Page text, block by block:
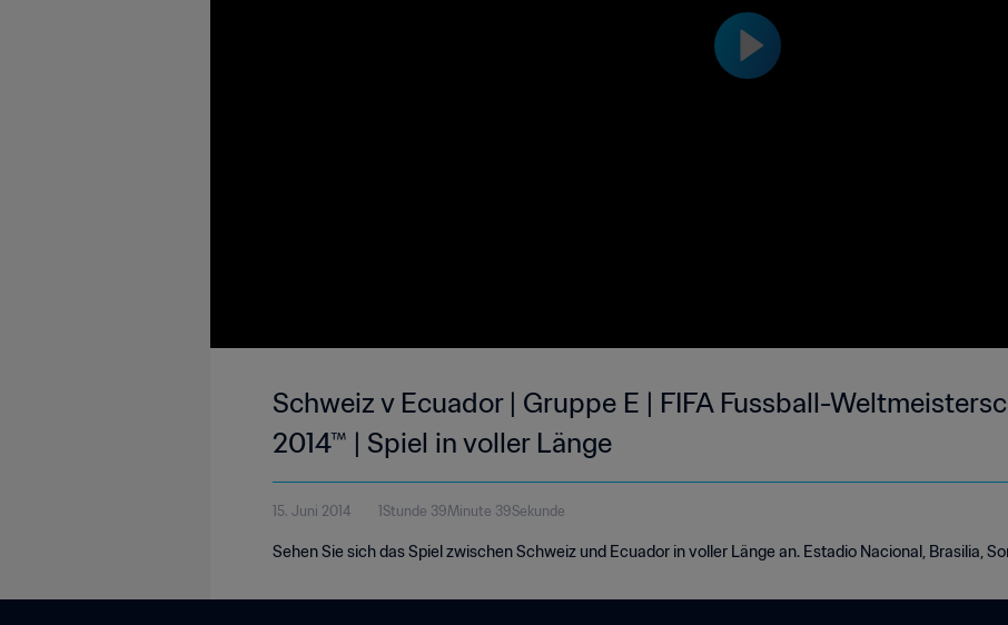
Schweiz v Ecuador | Gruppe E | FIFA Fussball-
2014™ | Spiel in voller Länge
15. Juni 2014 1Stunde 39Minute 39Sekunde
Sehen Sie sich das Spiel zwischen Schweiz und Ecuador in voller Länge an. Estadio Nacional, Brasilia,